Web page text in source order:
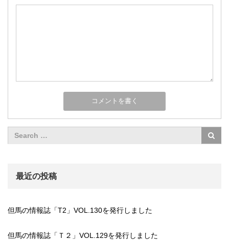
最近の投稿
但馬の情報誌「T2」VOL.130を発行しました
但馬の情報誌「Ｔ２」VOL.129を発行しました